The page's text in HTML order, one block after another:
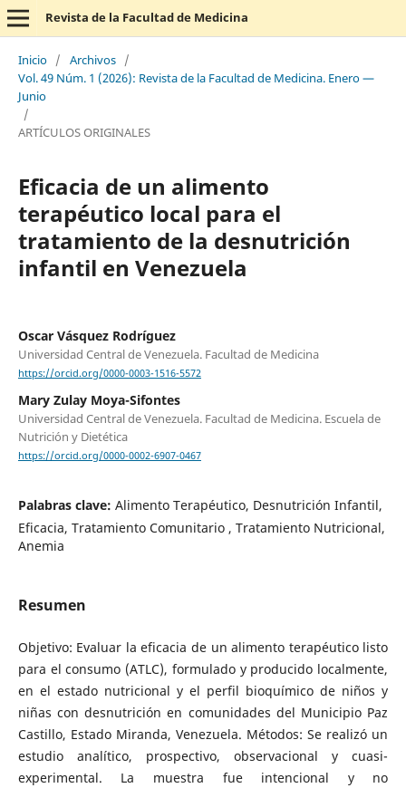
Revista de la Facultad de Medicina
Inicio / Archivos /
Vol. 49 Núm. 1 (2026): Revista de la Facultad de Medicina. Enero —
Junio
/
ARTÍCULOS ORIGINALES
Eficacia de un alimento
terapéutico local para el
tratamiento de la desnutrición
infantil en Venezuela
Oscar Vásquez Rodríguez
Universidad Central de Venezuela. Facultad de Medicina
https://orcid.org/0000-0003-1516-5572
Mary Zulay Moya-Sifontes
Universidad Central de Venezuela. Facultad de Medicina. Escuela de
Nutrición y Dietética
https://orcid.org/0000-0002-6907-0467
Palabras clave: Alimento Terapéutico, Desnutrición Infantil,
Eficacia, Tratamiento Comunitario , Tratamiento Nutricional,
Anemia
Resumen
Objetivo: Evaluar la eficacia de un alimento terapéutico listo
para el consumo (ATLC), formulado y producido localmente,
en el estado nutricional y el perfil bioquímico de niños y
niñas con desnutrición en comunidades del Municipio Paz
Castillo, Estado Miranda, Venezuela. Métodos: Se realizó un
estudio analítico, prospectivo, observacional y cuasi-
experimental. La muestra fue intencional y no